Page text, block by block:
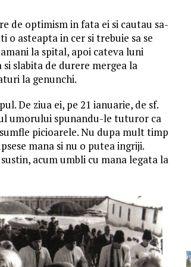
de optimism in fata ei si cautau sa-
o asteapta in cer si trebuie sa se
la spital, apoi cateva luni
slabita de durere mergea la
la genunchi.
De ziua ei, pe 21 ianuarie, de sf.
umorului spunandu-le tuturor ca
picioarele. Nu dupa mult timp
mana si nu o putea ingriji.
acum umbli cu mana legata la